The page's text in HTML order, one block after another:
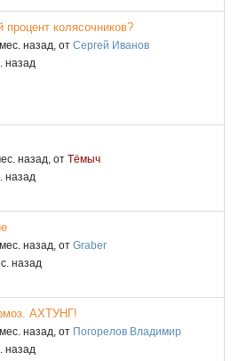
процент колясочников?
назад, от Сергей Иванов
назад
назад, от Тёмыч
назад
назад, от Graber
назад
АХТУНГ!
назад, от Погорелов Владимир
назад